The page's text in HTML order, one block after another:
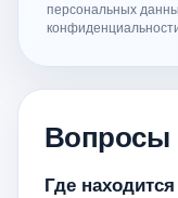
персональных
Вопросы
Где